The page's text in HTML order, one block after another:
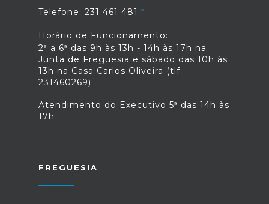
Telefone: 231 461 481
Horário de Funcionamento:
2ª a 6ª das 9h às 13h - 14h às 17h na
Junta de Freguesia e sábado das 10h às
13h na Casa Carlos Oliveira (tlf.
231460269)
Atendimento do Executivo 5ª das 14h às
17h
FREGUESIA